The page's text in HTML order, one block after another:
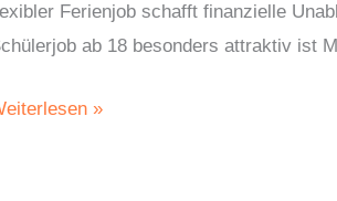
Ferienjob schafft finanzielle
ab 18 besonders attraktiv ist
»